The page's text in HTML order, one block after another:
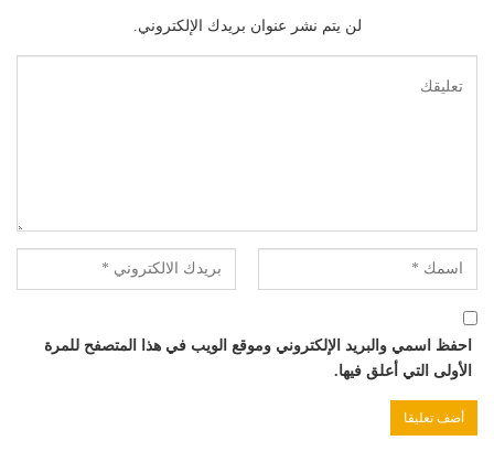
لن يتم نشر عنوان بريدك الإلكتروني.
احفظ اسمي والبريد الإلكتروني وموقع الويب في هذا المتصفح للمرة
الأولى التي أعلق فيها.